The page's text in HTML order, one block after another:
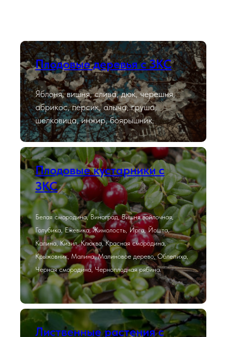
Плодовые деревья с ЗКС
Яблоня, вишня, слива, дюк, черешня,
абрикос, персик, алыча, груша,
шелковица, инжир, боярышник.
Плодовые кустарники с
ЗКС
Белая смородина, Виноград, Вишня войлочная,
Голубика, Ежевика, Жимолость, Ирга, Йошта,
Калина, Кизил, Клюква, Красная смородина,
Крыжовник, Малина, Малиновое дерево, Облепиха,
Черная смородина, Черноплодная рябина.
Лиственные растения с